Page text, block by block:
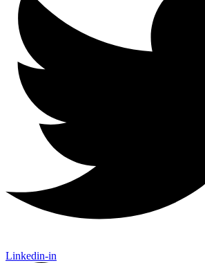
Linkedin-in